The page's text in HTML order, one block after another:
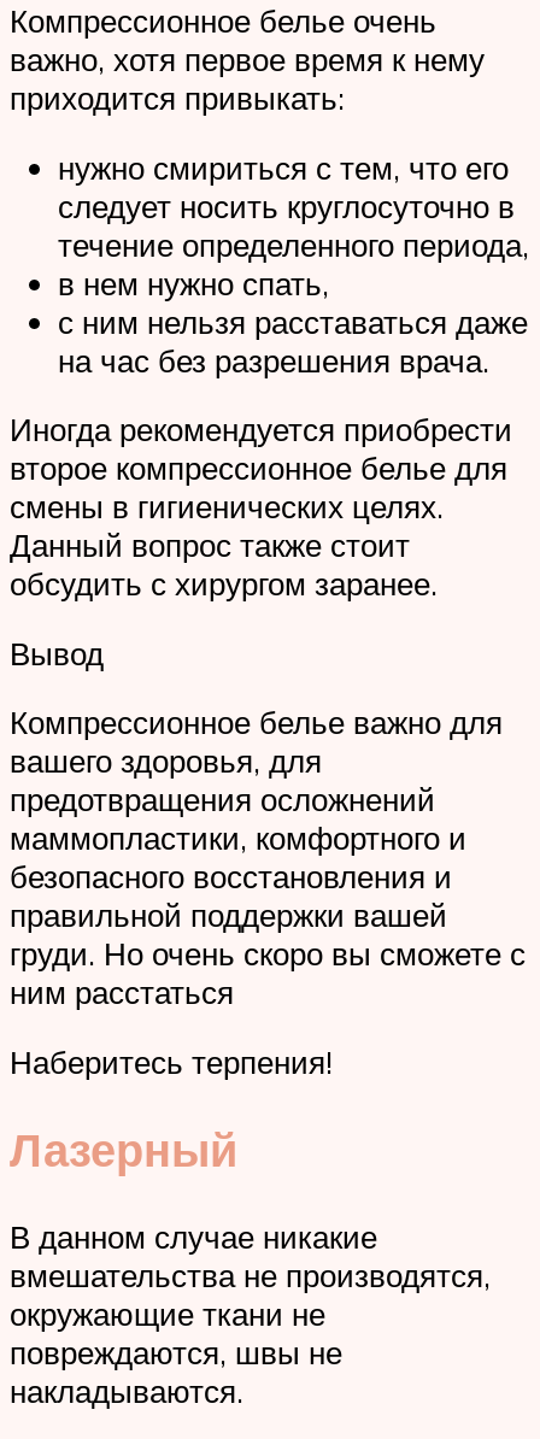
Компрессионное белье очень
важно, хотя первое время к нему
приходится привыкать:
нужно смириться с тем, что его
следует носить круглосуточно в
течение определенного периода,
в нем нужно спать,
с ним нельзя расставаться даже
на час без разрешения врача.
Иногда рекомендуется приобрести
второе компрессионное белье для
смены в гигиенических целях.
Данный вопрос также стоит
обсудить с хирургом заранее.
Вывод
Компрессионное белье важно для
вашего здоровья, для
предотвращения осложнений
маммопластики, комфортного и
безопасного восстановления и
правильной поддержки вашей
груди. Но очень скоро вы сможете с
ним расстаться
Наберитесь терпения!
Лазерный
В данном случае никакие
вмешательства не производятся,
окружающие ткани не
повреждаются, швы не
накладываются.